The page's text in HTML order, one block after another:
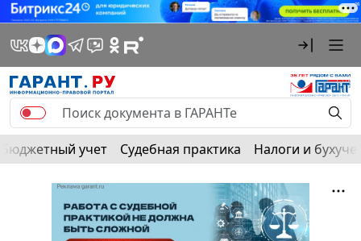
Бюджетный учет Судебная практика Налоги и